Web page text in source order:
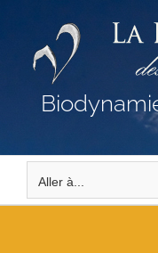
contenu
Aller à...